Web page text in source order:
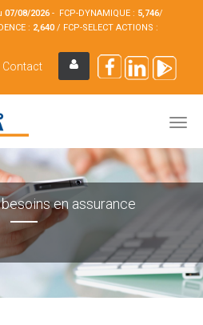
07/08/2026 - FCP-DYNAMIQUE : 5,746/
: 2,640 / FCP-SELECT ACTIONS :
Contact
en assurance